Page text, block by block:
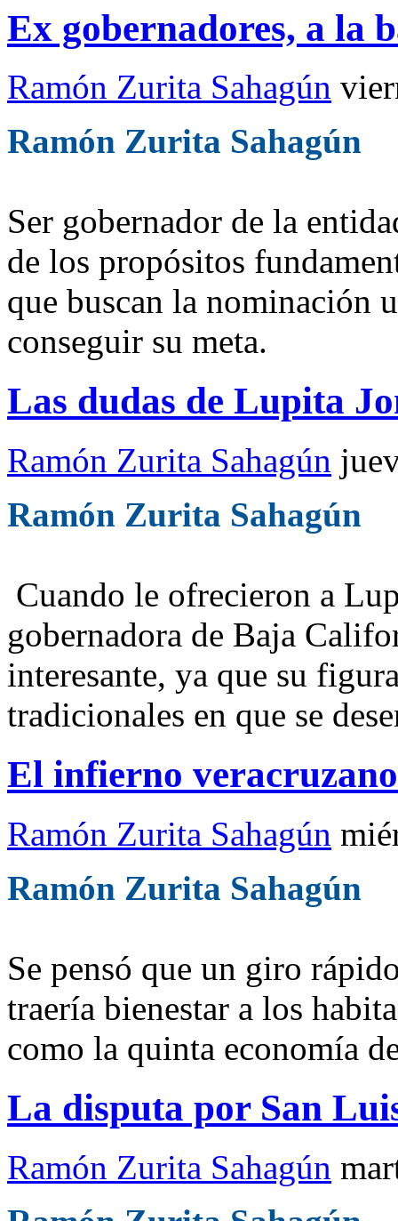
Ex gobernadores, a la
Ramón Zurita Sahagún
Ramón Zurita Sahagún
Ser gobernador de la
de los propósitos
que buscan la nominación
conseguir su meta.
Las dudas de Lupita
Ramón Zurita Sahagún
Ramón Zurita Sahagún
Cuando le ofrecieron a
gobernadora de Baja
interesante, ya que su
tradicionales en que se
El infierno
Ramón Zurita Sahagún
Ramón Zurita Sahagún
Se pensó que un giro
traería bienestar a los
como la quinta economía
La disputa por San
Ramón Zurita Sahagún